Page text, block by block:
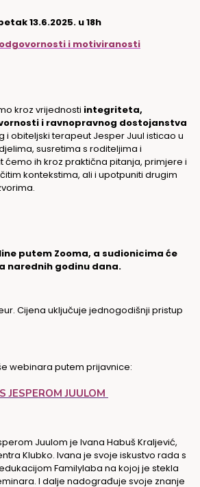
13.6.2025. u 18h
i motiviranosti
kroz vrijednosti integriteta,
i ravnopravnog dostojanstva
i obiteljski terapeut Jesper Juul isticao u
susretima s roditeljima i
ćemo ih kroz praktična pitanja, primjere i
kontekstima, ali i upotpuniti drugim
putem Zooma, a sudionicima će
narednih godinu dana.
Cijena uključuje jednogodišnji pristup
webinara putem prijavnice:
JESPEROM JUULOM
Juulom je Ivana Habuš Kraljević,
Klubko. Ivana je svoje iskustvo rada s
Familylaba na kojoj je stekla
I dalje nadograđuje svoje znanje